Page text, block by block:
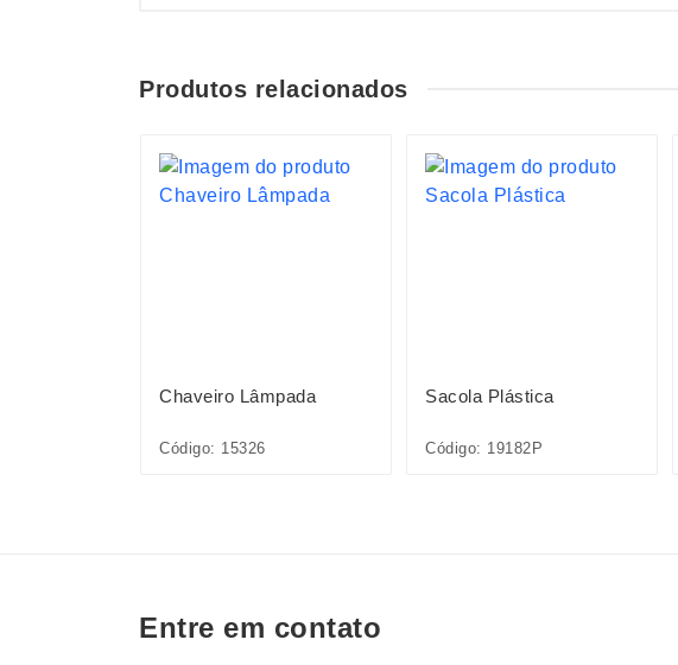
Produtos relacionados
Chaveiro Lâmpada
Código: 15326
Sacola Plástica
Código: 19182P
Entre em contato